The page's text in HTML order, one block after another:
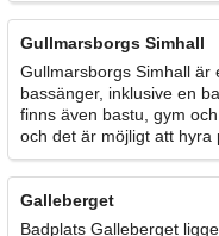
Gullmarsborgs Simhall
Gullmarsborgs Simhall är
bassänger, inklusive en
finns även bastu, gym
och det är möjligt att hyra
Galleberget
Badplats Galleberget